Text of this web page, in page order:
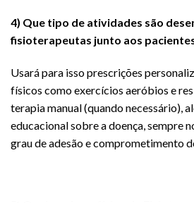
4) Que tipo de atividades são
fisioterapeutas junto aos
Usará para isso prescrições
físicos como exercícios aeróbios e
terapia manual (quando necessário),
educacional sobre a doença, sempre
grau de adesão e comprometimento